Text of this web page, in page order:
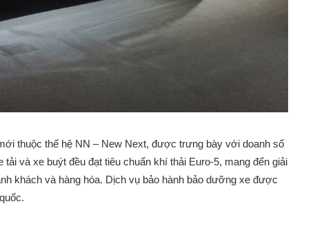
thuộc thế hệ NN – New Next, được trưng bày với doanh số
và xe buýt đều đạt tiêu chuẩn khí thải Euro-5, mang đến giải
khách và hàng hóa. Dịch vụ bảo hành bảo dưỡng xe được